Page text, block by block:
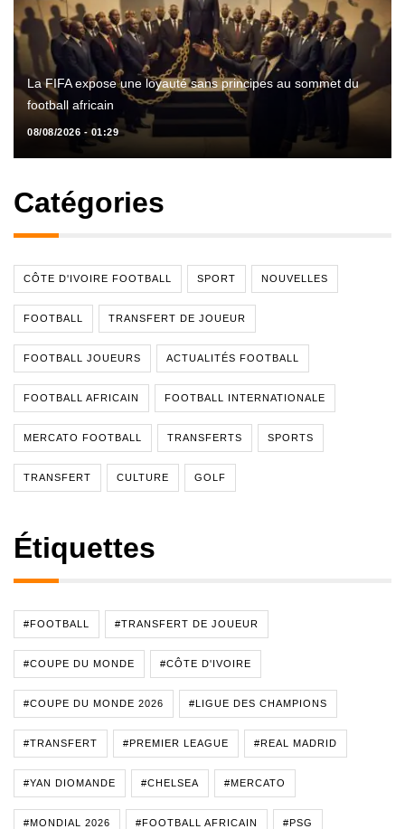
La FIFA expose une loyauté sans principes au sommet du
football africain
08/08/2026 - 01:29
Catégories
CÔTE D'IVOIRE FOOTBALL SPORT NOUVELLES
FOOTBALL TRANSFERT DE JOUEUR
FOOTBALL JOUEURS ACTUALITÉS FOOTBALL
FOOTBALL AFRICAIN FOOTBALL INTERNATIONALE
MERCATO FOOTBALL TRANSFERTS SPORTS
TRANSFERT CULTURE GOLF
Étiquettes
#FOOTBALL #TRANSFERT DE JOUEUR
#COUPE DU MONDE #CÔTE D'IVOIRE
#COUPE DU MONDE 2026 #LIGUE DES CHAMPIONS
#TRANSFERT #PREMIER LEAGUE #REAL MADRID
#YAN DIOMANDE #CHELSEA #MERCATO
#MONDIAL 2026 #FOOTBALL AFRICAIN #PSG